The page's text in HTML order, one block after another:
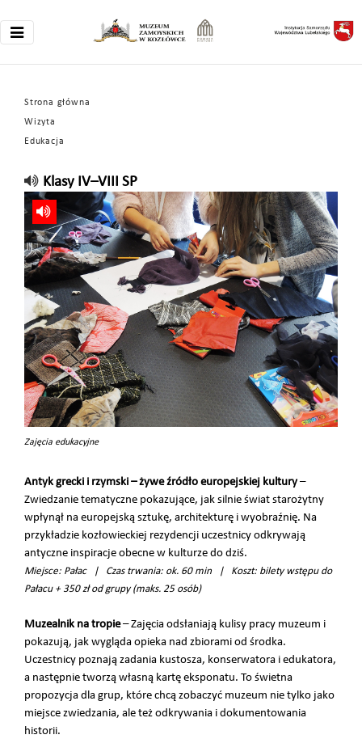
Strona główna
Wizyta
Edukacja
Klasy IV–VIII SP
Zajęcia edukacyjne
Antyk grecki i rzymski – żywe źródło europejskiej kultury –
Zwiedzanie tematyczne pokazujące, jak silnie świat starożytny
wpłynął na europejską sztukę, architekturę i wyobraźnię. Na
przykładzie kozłowieckiej rezydencji uczestnicy odkrywają
antyczne inspiracje obecne w kulturze do dziś.
Miejsce: Pałac | Czas trwania: ok. 60 min | Koszt: bilety wstępu do
Pałacu + 350 zł od grupy (maks. 25 osób)
Muzealnik na tropie– Zajęcia odsłaniają kulisy pracy muzeum i
pokazują, jak wygląda opieka nad zbiorami od środka.
Uczestnicy poznają zadania kustosza, konserwatora i edukatora,
a następnie tworzą własną kartę eksponatu. To świetna
propozycja dla grup, które chcą zobaczyć muzeum nie tylko jako
miejsce zwiedzania, ale też odkrywania i dokumentowania
historii.